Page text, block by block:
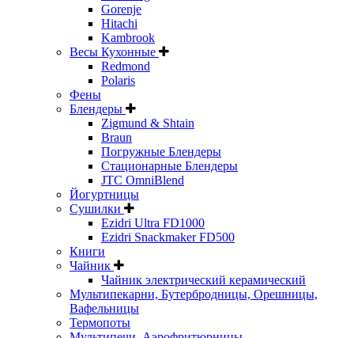
Gorenje
Hitachi
Kambrook
Весы Кухонные
Redmond
Polaris
Фены
Блендеры
Zigmund & Shtain
Braun
Погружные Блендеры
Стационарные Блендеры
JTC OmniBlend
Йогуртницы
Сушилки
Ezidri Ultra FD1000
Ezidri Snackmaker FD500
Книги
Чайник
Чайник электрический керамический
Мультипекарни, Бутербродницы, Орешницы,
Вафельницы
Термопоты